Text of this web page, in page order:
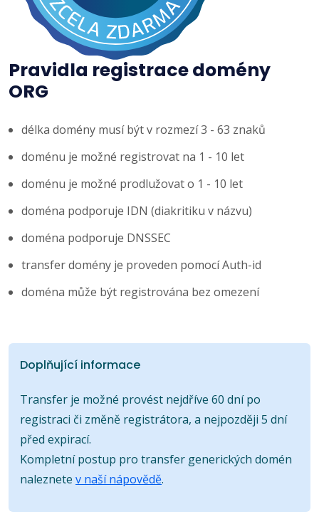
Pravidla registrace domény
ORG
délka domény musí být v rozmezí 3 - 63 znaků
doménu je možné registrovat na 1 - 10 let
doménu je možné prodlužovat o 1 - 10 let
doména podporuje IDN (diakritiku v názvu)
doména podporuje DNSSEC
transfer domény je proveden pomocí Auth-id
doména může být registrována bez omezení
Doplňující informace
Transfer je možné provést nejdříve 60 dní po
registraci či změně registrátora, a nejpozději 5 dní
před expirací.
Kompletní postup pro transfer generických domén
naleznete v naší nápovědě.